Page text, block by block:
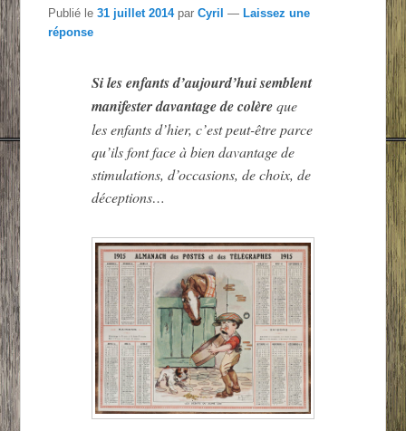
Publié le31 juillet 2014 parCyril —Laissez une
réponse
Si les enfants d’aujourd’hui semblent
manifester davantage de colèreque
les enfants d’hier, c’est peut-être parce
qu’ils font face à bien davantage de
stimulations, d’occasions, de choix, de
déceptions…